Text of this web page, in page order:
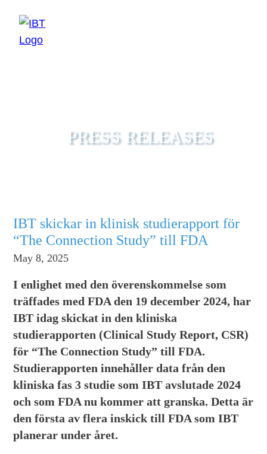
PRESS RELEASES
IBT skickar in klinisk studierapport för
“The Connection Study” till FDA
May 8, 2025
I enlighet med den överenskommelse som
träffades med FDA den 19 december 2024, har
IBT idag skickat in den kliniska
studierapporten (Clinical Study Report, CSR)
för “The Connection Study” till FDA.
Studierapporten innehåller data från den
kliniska fas 3 studie som IBT avslutade 2024
och som FDA nu kommer att granska. Detta är
den första av flera inskick till FDA som IBT
planerar under året.